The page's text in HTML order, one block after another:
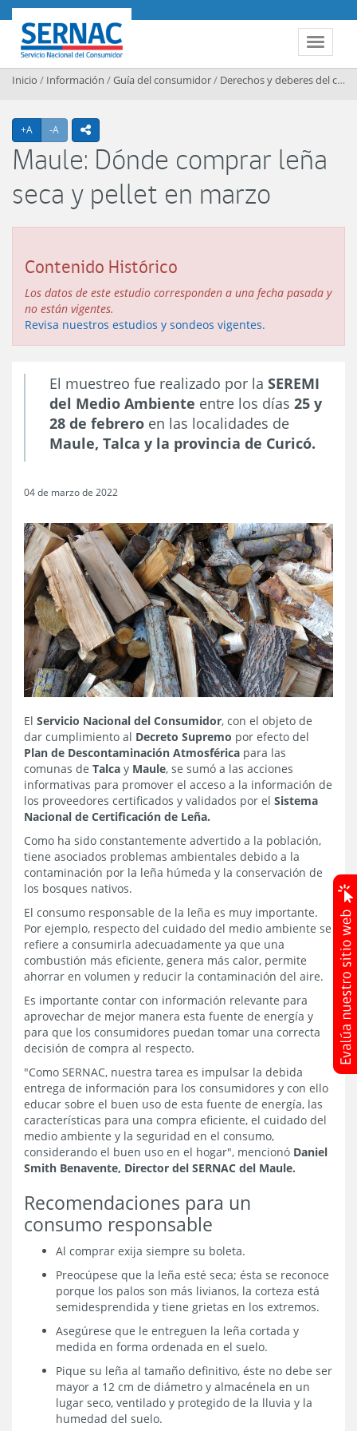
Contenido principal
Toggle
SERNAC
Inicio / Información /Guía del consumidor/ Derechos y deberes del consumidor
+A Agrandar texto
-A Achicar textoicono compartir
Maule: Dónde comprar leña
seca y pellet en marzo
Contenido Histórico
Los datos de este estudio corresponden a una fecha pasada y
no están vigentes.
Revisa nuestros estudios y sondeos vigentes.
El muestreo fue realizado por la SEREMI
del Medio Ambiente entre los días 25 y
28 de febrero en las localidades de
Maule, Talca y la provincia de Curicó.
04 de marzo de 2022
El Servicio Nacional del Consumidor, con el objeto de
dar cumplimiento al Decreto Supremo por efecto del
Plan de Descontaminación Atmosférica para las
comunas de Talca y Maule, se sumó a las acciones
informativas para promover el acceso a la información de
los proveedores certificados y validados por el Sistema
Nacional de Certificación de Leña.
Como ha sido constantemente advertido a la población,
tiene asociados problemas ambientales debido a la
contaminación por la leña húmeda y la conservación de
los bosques nativos.
El consumo responsable de la leña es muy importante.
Por ejemplo, respecto del cuidado del medio ambiente se
refiere a consumirla adecuadamente ya que una
combustión más eficiente, genera más calor, permite
ahorrar en volumen y reducir la contaminación del aire.
Es importante contar con información relevante para
aprovechar de mejor manera esta fuente de energía y
para que los consumidores puedan tomar una correcta
decisión de compra al respecto.
"Como SERNAC, nuestra tarea es impulsar la debida
entrega de información para los consumidores y con ello
educar sobre el buen uso de esta fuente de energía, las
características para una compra eficiente, el cuidado del
medio ambiente y la seguridad en el consumo,
considerando el buen uso en el hogar", mencionó Daniel
Smith Benavente, Director del SERNAC del Maule.
Recomendaciones para un
consumo responsable
Al comprar exija siempre su boleta.
Preocúpese que la leña esté seca; ésta se reconoce
porque los palos son más livianos, la corteza está
semidesprendida y tiene grietas en los extremos.
Asegúrese que le entreguen la leña cortada y
medida en forma ordenada en el suelo.
Pique su leña al tamaño definitivo, éste no debe ser
mayor a 12 cm de diámetro y almacénela en un
lugar seco, ventilado y protegido de la lluvia y la
humedad del suelo.